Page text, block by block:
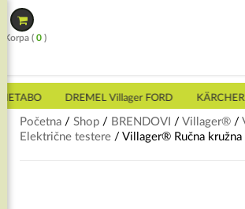
Skip
to
content
Korpa ( 0 )
DREMEL Villager FORD
Početna / Shop / BRENDOVI / Villager® /
Električne testere / Villager® Ručna